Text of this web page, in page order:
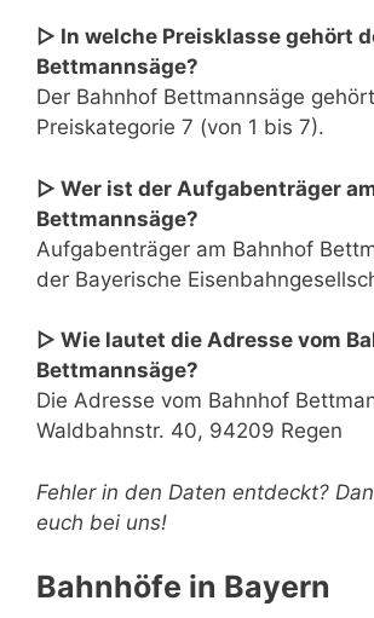
▷ In welche Preisklasse gehört
Bettmannsäge?
Der Bahnhof Bettmannsäge
Preiskategorie 7 (von 1 bis 7).
▷ Wer ist der Aufgabenträger
Bettmannsäge?
Aufgabenträger am Bahnhof
der Bayerische
▷ Wie lautet die Adresse vom
Bettmannsäge?
Die Adresse vom Bahnhof
Waldbahnstr. 40, 94209 Regen
Fehler in den Daten entdeckt?
euch bei uns!
Bahnhöfe in Bayern